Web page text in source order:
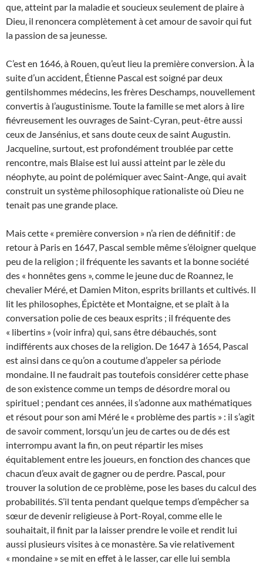
que, atteint par la maladie et soucieux seulement de plaire à
Dieu, il renoncera complètement à cet amour de savoir qui fut
la passion de sa jeunesse.
C’est en 1646, à Rouen, qu’eut lieu la première conversion. À la
suite d’un accident, Étienne Pascal est soigné par deux
gentilshommes médecins, les frères Deschamps, nouvellement
convertis à l’augustinisme. Toute la famille se met alors à lire
fiévreusement les ouvrages de Saint-Cyran, peut-être aussi
ceux de Jansénius, et sans doute ceux de saint Augustin.
Jacqueline, surtout, est profondément troublée par cette
rencontre, mais Blaise est lui aussi atteint par le zèle du
néophyte, au point de polémiquer avec Saint-Ange, qui avait
construit un système philosophique rationaliste où Dieu ne
tenait pas une grande place.
Mais cette « première conversion » n’a rien de définitif : de
retour à Paris en 1647, Pascal semble même s’éloigner quelque
peu de la religion ; il fréquente les savants et la bonne société
des « honnêtes gens », comme le jeune duc de Roannez, le
chevalier Méré, et Damien Miton, esprits brillants et cultivés. Il
lit les philosophes, Épictète et Montaigne, et se plaît à la
conversation polie de ces beaux esprits ; il fréquente des
« libertins » (voir infra) qui, sans être débauchés, sont
indifférents aux choses de la religion. De 1647 à 1654, Pascal
est ainsi dans ce qu’on a coutume d’appeler sa période
mondaine. Il ne faudrait pas toutefois considérer cette phase
de son existence comme un temps de désordre moral ou
spirituel ; pendant ces années, il s’adonne aux mathématiques
et résout pour son ami Méré le « problème des partis » : il s’agit
de savoir comment, lorsqu’un jeu de cartes ou de dés est
interrompu avant la fin, on peut répartir les mises
équitablement entre les joueurs, en fonction des chances que
chacun d’eux avait de gagner ou de perdre. Pascal, pour
trouver la solution de ce problème, pose les bases du calcul des
probabilités. S’il tenta pendant quelque temps d’empêcher sa
sœur de devenir religieuse à Port-Royal, comme elle le
souhaitait, il finit par la laisser prendre le voile et rendit lui
aussi plusieurs visites à ce monastère. Sa vie relativement
« mondaine » se mit en effet à le lasser, car elle lui sembla